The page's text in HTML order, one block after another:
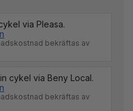
via Pleasa.
bekräftas av
cykel via Beny Local.
bekräftas av